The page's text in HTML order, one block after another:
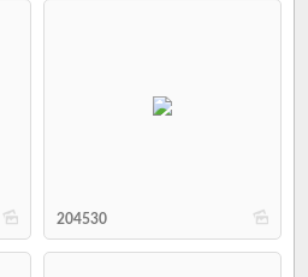
b b
204530